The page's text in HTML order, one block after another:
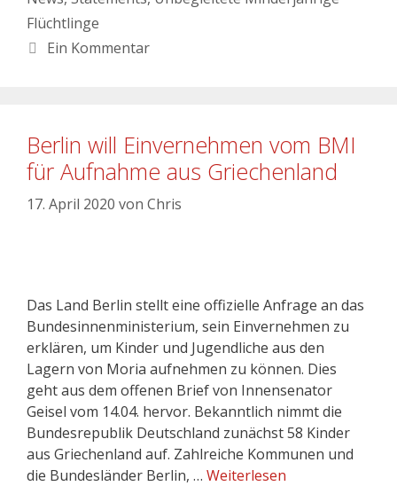
Flüchtlinge
Ein Kommentar
Berlin will Einvernehmen vom BMI
für Aufnahme aus Griechenland
17. April 2020 von Chris
Das Land Berlin stellt eine offizielle Anfrage an das
Bundesinnenministerium, sein Einvernehmen zu
erklären, um Kinder und Jugendliche aus den
Lagern von Moria aufnehmen zu können. Dies
geht aus dem offenen Brief von Innensenator
Geisel vom 14.04. hervor. Bekanntlich nimmt die
Bundesrepublik Deutschland zunächst 58 Kinder
aus Griechenland auf. Zahlreiche Kommunen und
die Bundesländer Berlin, … Weiterlesen